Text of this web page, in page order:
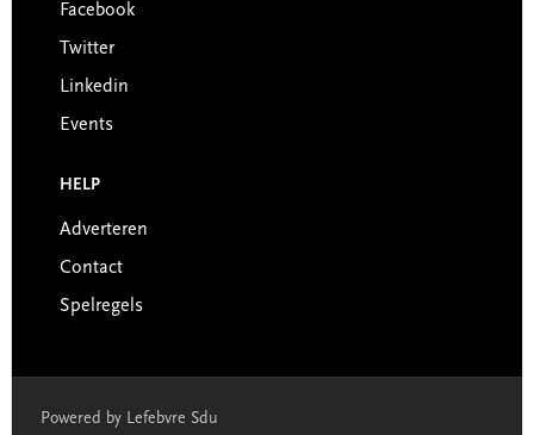
Facebook
Twitter
Linkedin
Events
HELP
Adverteren
Contact
Spelregels
Powered by Lefebvre Sdu